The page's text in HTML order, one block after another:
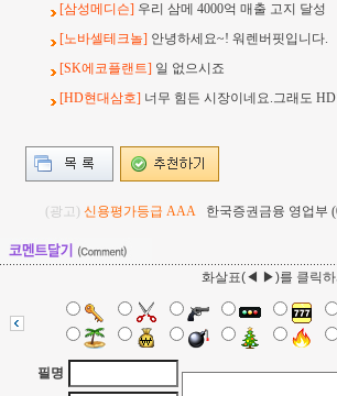
[삼성메디슨] 우리 삼메 4000억 매출 고지 달성
[노바셀테크놀] 안녕하세요~! 워렌버핏입니다.
[SK에코플랜트] 일 없으시죠
[HD현대삼호] 너무 힘든 시장이네요.그래도 HD
(광고) 신용평가등급 AAA 한국증권금융 영업부
화살표(◀ ▶)를 클릭하
필명